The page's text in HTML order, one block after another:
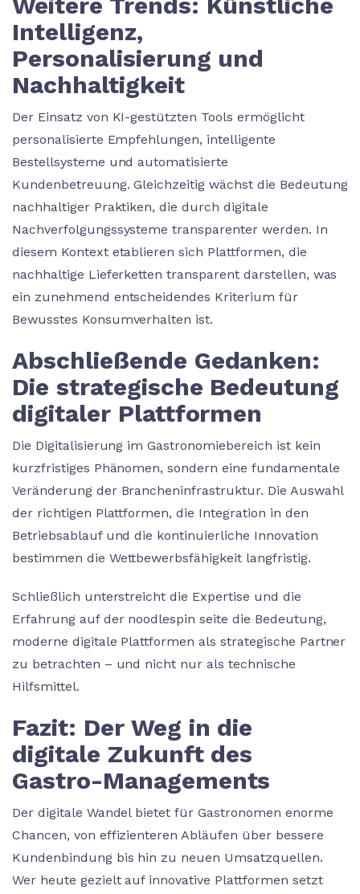
Intelligenz,
Personalisierung und
Nachhaltigkeit
Der Einsatz von KI-gestützten Tools ermöglicht
personalisierte Empfehlungen, intelligente
Bestellsysteme und automatisierte
Kundenbetreuung. Gleichzeitig wächst die Bedeutung
nachhaltiger Praktiken, die durch digitale
Nachverfolgungssysteme transparenter werden. In
diesem Kontext etablieren sich Plattformen, die
nachhaltige Lieferketten transparent darstellen, was
ein zunehmend entscheidendes Kriterium für
Bewusstes Konsumverhalten ist.
Abschließende Gedanken:
Die strategische Bedeutung
digitaler Plattformen
Die Digitalisierung im Gastronomiebereich ist kein
kurzfristiges Phänomen, sondern eine fundamentale
Veränderung der Brancheninfrastruktur. Die Auswahl
der richtigen Plattformen, die Integration in den
Betriebsablauf und die kontinuierliche Innovation
bestimmen die Wettbewerbsfähigkeit langfristig.
Schließlich unterstreicht die Expertise und die
Erfahrung auf der noodlespin seite die Bedeutung,
moderne digitale Plattformen als strategische Partner
zu betrachten – und nicht nur als technische
Hilfsmittel.
Fazit: Der Weg in die
digitale Zukunft des
Gastro-Managements
Der digitale Wandel bietet für Gastronomen enorme
Chancen, von effizienteren Abläufen über bessere
Kundenbindung bis hin zu neuen Umsatzquellen.
Wer heute gezielt auf innovative Plattformen setzt